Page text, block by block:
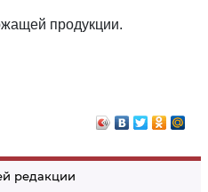
редакции
продукции.